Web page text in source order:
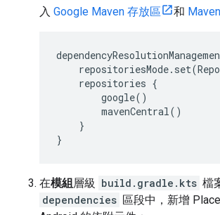
入 Google Maven 存放區 和
repositories {
google()
mavenCentral()
}
}
在模組層級 build.gradle.kts 檔
dependencies 區段中，新增